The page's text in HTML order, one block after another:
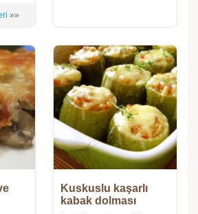
»»
Kuskuslu kaşarlı
kabak dolması